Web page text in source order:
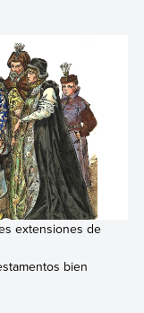
extensiones de
bien